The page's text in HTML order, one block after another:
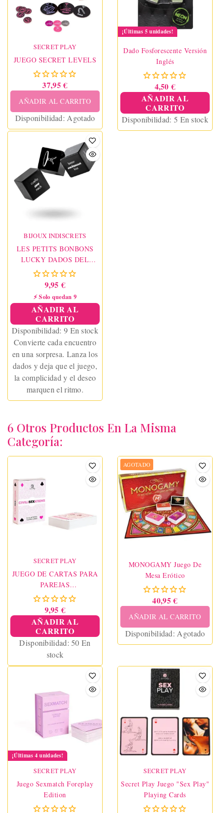
SECRET PLAY
JUEGO SECRET LEVELS
37,95 €
AÑADIR AL CARRITO
Disponibilidad: Agotado
¡Últimas 5 unidades!
Dado Fosforescente Versión
Inglés
4,50 €
AÑADIR AL
CARRITO
Disponibilidad: 5 En stock
BIJOUX INDISCRETS
LES PETITS BONBONS
LUCKY DADOS DEL
AMOR ES/EN/FR
9,95 €
⚡ Solo quedan 9
AÑADIR AL
CARRITO
Disponibilidad: 9 En stock
Convierte cada encuentro
en una sorpresa. Lanza los
dados y deja que el juego,
la complicidad y el deseo
marquen el ritmo.
6 Otros Productos En La Misma
Categoría:
SECRET PLAY
JUEGO DE CARTAS PARA
PAREJAS
"CIVILISEXATIONS"
9,95 €
AÑADIR AL
CARRITO
Disponibilidad:50 En
stock
AGOTADO
MONOGAMY Juego De
Mesa Erótico
40,95 €
AÑADIR AL CARRITO
Disponibilidad: Agotado
¡Últimas 4 unidades!
SECRET PLAY
Juego Sexmatch Foreplay
Edition
SECRET PLAY
Secret Play Juego "Sex Play"
Playing Cards